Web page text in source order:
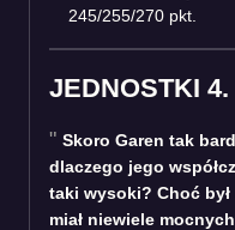
245/255/270 pkt.
JEDNOSTKI
Skoro Garen tak
dlaczego jego
taki wysoki? Choć
miał niewiele